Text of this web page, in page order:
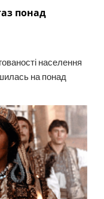
понад
населення
на понад